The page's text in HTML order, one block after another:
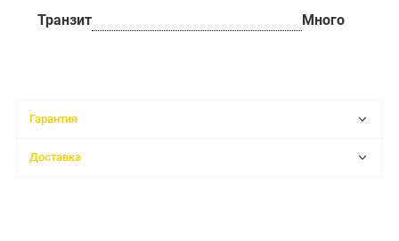
Транзит Много
Гарантия
Доставка